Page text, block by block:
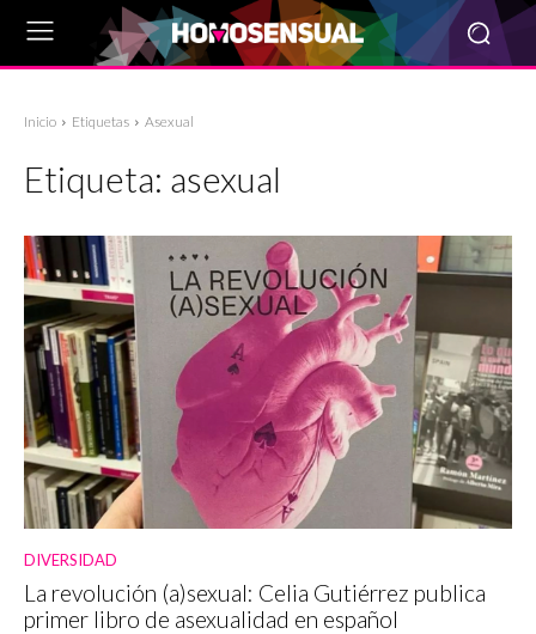
Inicio Etiquetas Asexual
Etiqueta: asexual
DIVERSIDAD
La revolución (a)sexual: Celia Gutiérrez publica
primer libro de asexualidad en español